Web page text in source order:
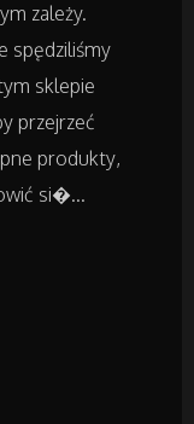
zależy.
spędziliśmy
sklepie
przejrzeć
produkty,
si�...